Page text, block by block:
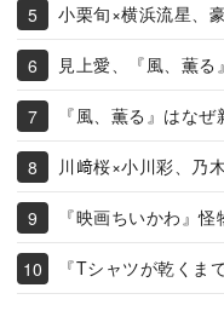
小栗旬×横浜流星、
見上愛、『風、薫
『風、薫る』はな
川﨑桜×小川彩、乃
『映画ちいかわ』
『Tシャツが乾くま